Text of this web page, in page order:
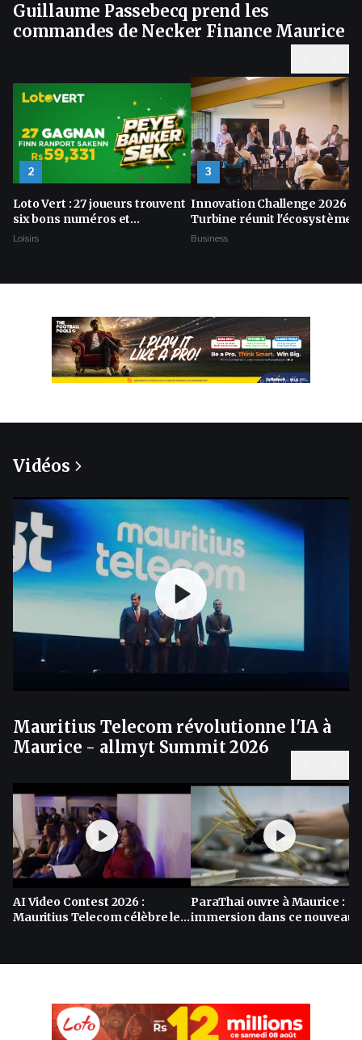
Guillaume Passebecq prend les
commandes de Necker Finance Maurice
2
Loto Vert : 27 joueurs trouvent
six bons numéros et
remportent Rs 59 331 chacun
Loisirs
3
Innovation Challenge 2026 :
Turbine réunit l'écosystème
de l'innovation autour de
Business
PUBLICITÉ
Vidéos
Mauritius Telecom révolutionne l'IA à
Maurice - allmyt Summit 2026
AI Video Contest 2026 :
Mauritius Telecom célèbre les
ParaThai ouvre à Maurice :
immersion dans ce nouveau